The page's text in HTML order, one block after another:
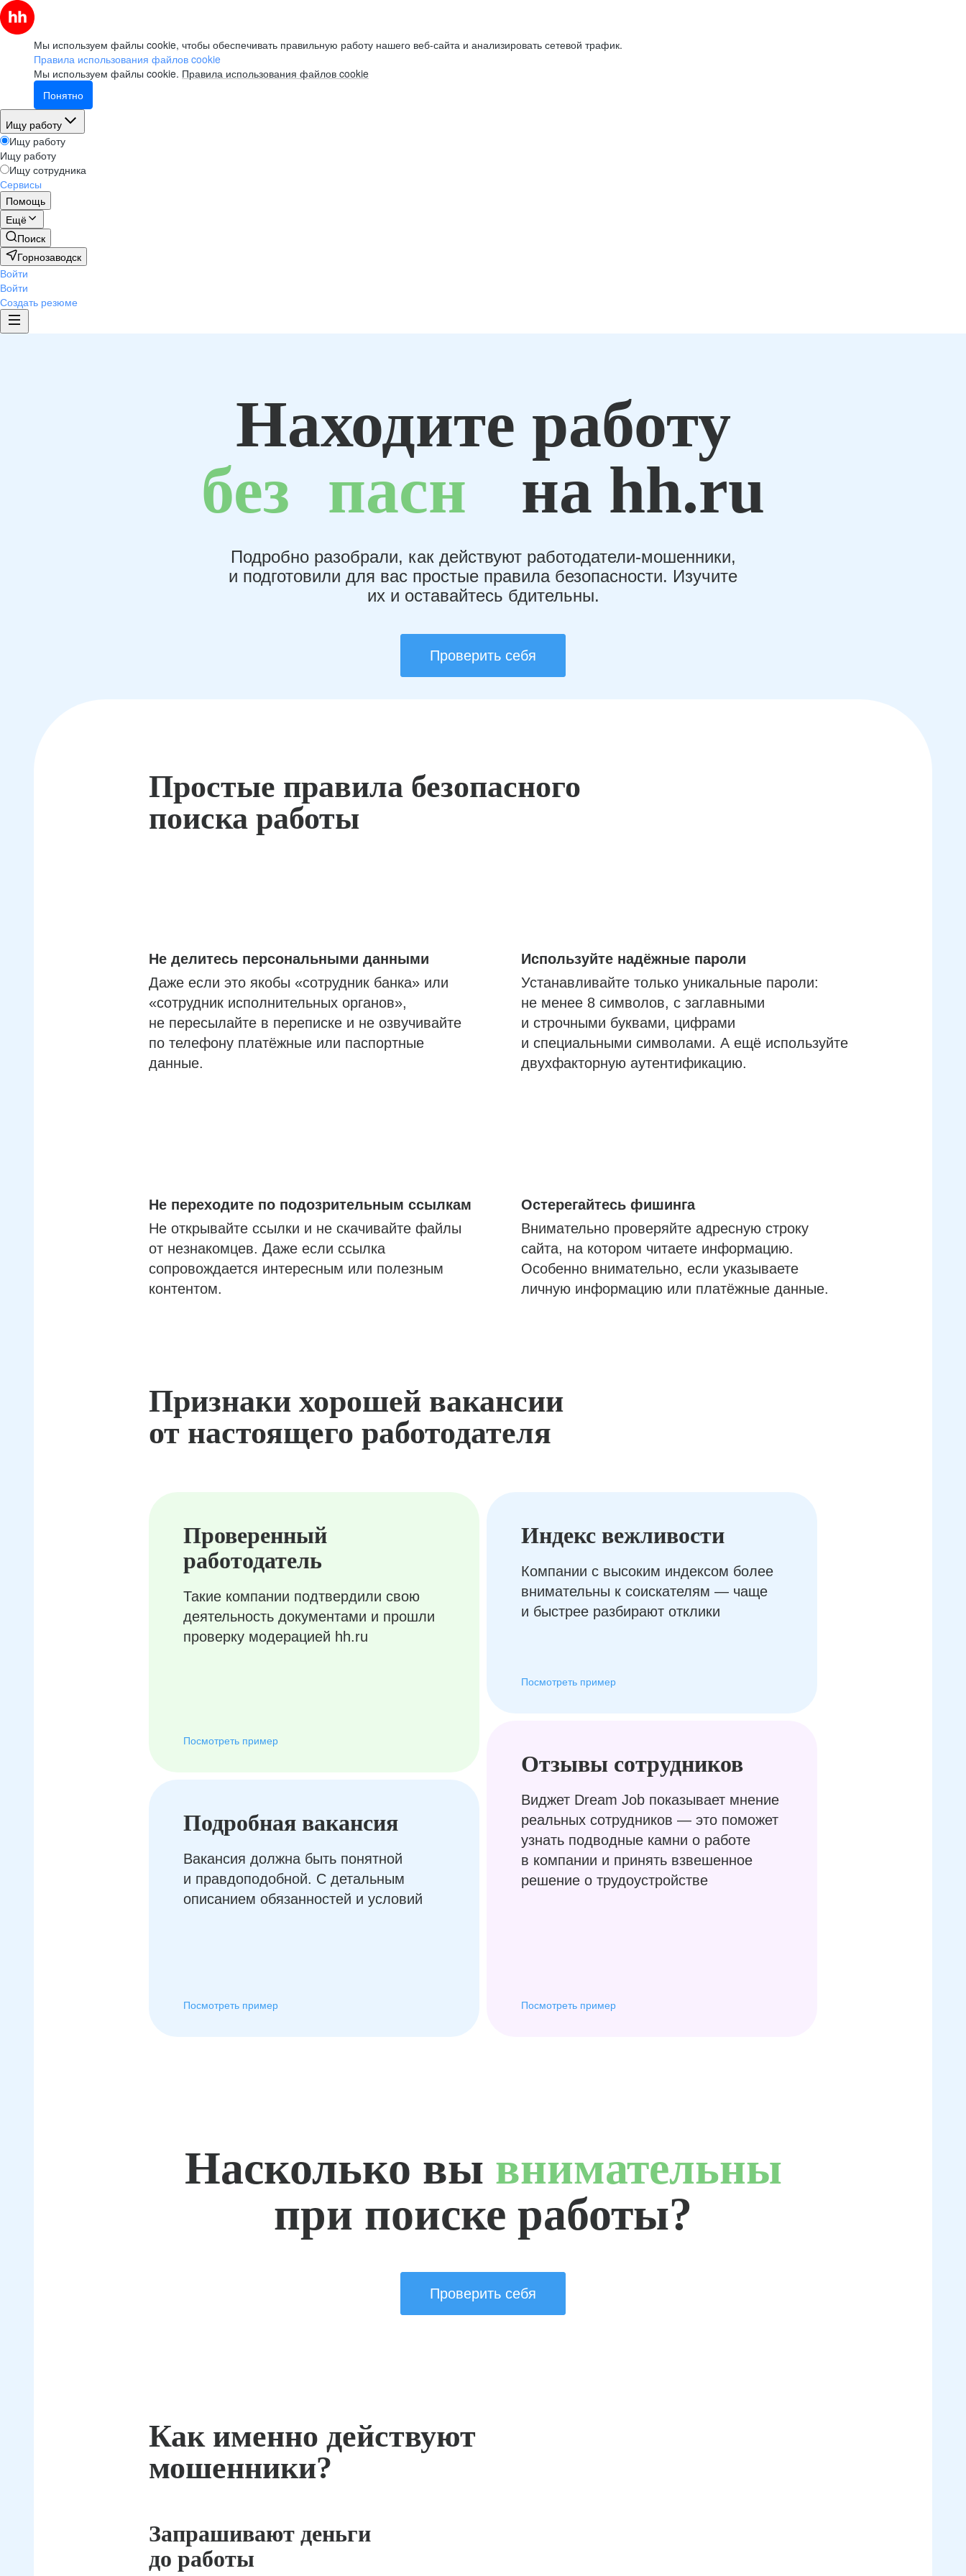
Мы используем файлы cookie, чтобы обеспечивать правильную работу нашего веб-сайта и анализировать сетевой трафик.
Правила использования файлов cookie
Мы используем файлы cookie. Правила использования файлов cookie
Понятно
Ищу работу
Ищу работу
Ищу работу
Ищу сотрудника
Сервисы
Помощь
Ещё
Поиск
Горнозаводск
Войти
Войти
Создать резюме
Находите работу
без пасн на hh.ru
Подробно разобрали, как действуют работодатели-мошенники,
и подготовили для вас простые правила безопасности. Изучите
их и оставайтесь бдительны.
Проверить себя
Простые правила безопасного
поиска работы
Не делитесь персональными данными
Даже если это якобы «сотрудник банка» или
«сотрудник исполнительных органов»,
не пересылайте в переписке и не озвучивайте
по телефону платёжные или паспортные
данные.
Используйте надёжные пароли
Устанавливайте только уникальные пароли:
не менее 8 символов, с заглавными
и строчными буквами, цифрами
и специальными символами. А ещё используйте
двухфакторную аутентификацию.
Не переходите по подозрительным ссылкам
Не открывайте ссылки и не скачивайте файлы
от незнакомцев. Даже если ссылка
сопровождается интересным или полезным
контентом.
Остерегайтесь фишинга
Внимательно проверяйте адресную строку
сайта, на котором читаете информацию.
Особенно внимательно, если указываете
личную информацию или платёжные данные.
Признаки хорошей вакансии
от настоящего работодателя
Проверенный
работодатель
Такие компании подтвердили свою
деятельность документами и прошли
проверку модерацией hh.ru
Посмотреть пример
Подробная вакансия
Вакансия должна быть понятной
и правдоподобной. С детальным
описанием обязанностей и условий
Посмотреть пример
Отзывы сотрудников
Виджет Dream Job показывает мнение
реальных сотрудников — это поможет
узнать подводные камни о работе
в компании и принять взвешенное
решение о трудоустройстве
Посмотреть пример
Индекс вежливости
Компании с высоким индексом более
внимательны к соискателям — чаще
и быстрее разбирают отклики
Посмотреть пример
Насколько вы внимательны
при поиске работы?
Проверить себя
Как именно действуют
мошенники?
Запрашивают деньги
до работы